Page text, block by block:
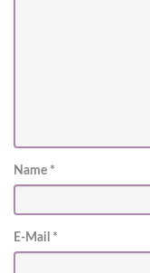
Name *
E-Mail *